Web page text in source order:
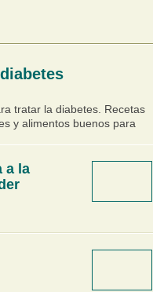
tratar la diabetes. Recetas
y alimentos buenos para
a la